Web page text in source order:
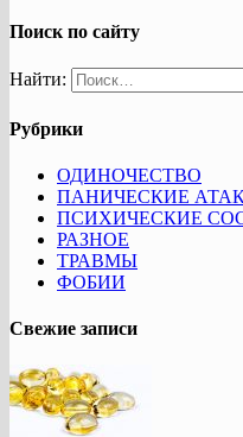
Поиск по сайту
Найти:
Рубрики
ОДИНОЧЕСТВО
ПАНИЧЕСКИЕ
ПСИХИЧЕСКИЕ
РАЗНОЕ
ТРАВМЫ
ФОБИИ
Свежие записи